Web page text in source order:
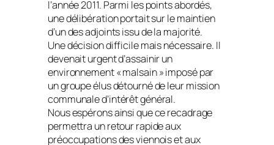
l’année 2011. Parmi les points abordés,
une délibération portait sur le maintien
d’un des adjoints issu de la majorité.
Une décision difficile mais nécessaire. Il
devenait urgent d’assainir un
environnement « malsain » imposé par
un groupe élus détourné de leur mission
communale d’intérêt général.
Nous espérons ainsi que ce recadrage
permettra un retour rapide aux
préoccupations des viennois et aux